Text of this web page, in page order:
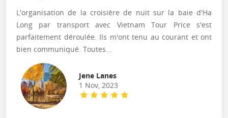
L'organisation de la croisière de nuit sur la baie d'Ha
Long par transport avec Vietnam Tour Price s'est
parfaitement déroulée. Ils m'ont tenu au courant et ont
bien communiqué. Toutes...
Jene Lanes
1 Nov, 2023